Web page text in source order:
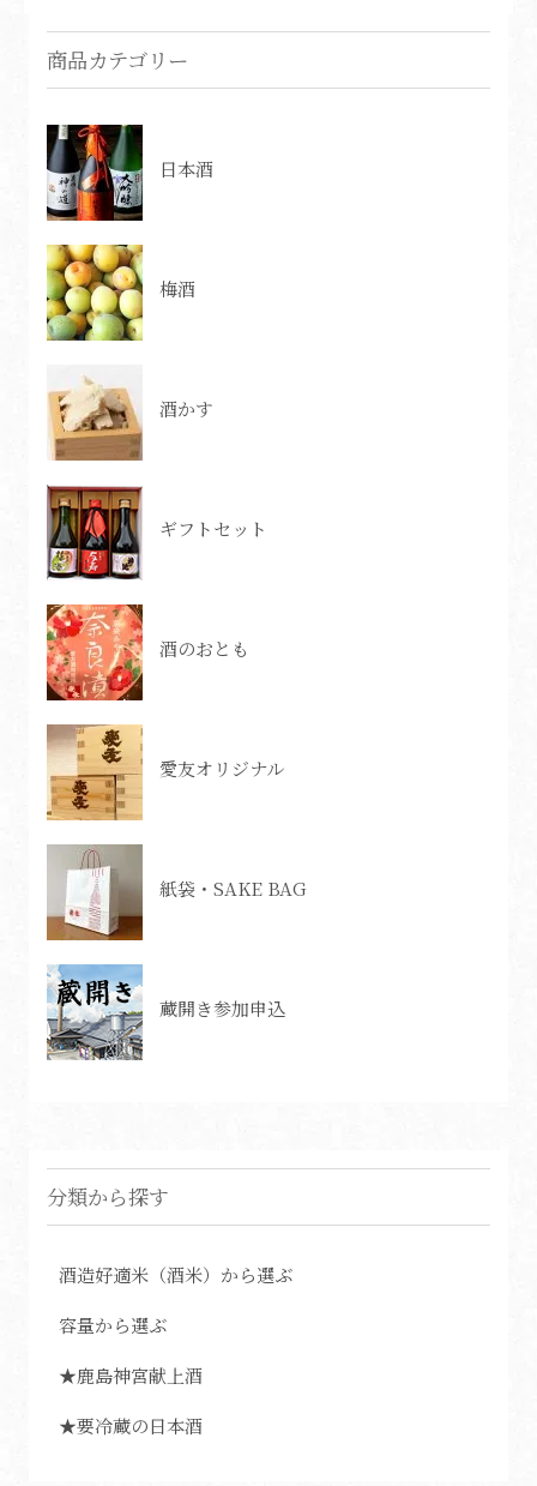
商品カテゴリー
日本酒
梅酒
酒かす
ギフトセット
酒のおとも
愛友オリジナル
紙袋・SAKE BAG
蔵開き参加申込
分類から探す
酒造好適米（酒米）から選ぶ
容量から選ぶ
★鹿島神宮献上酒
★要冷蔵の日本酒